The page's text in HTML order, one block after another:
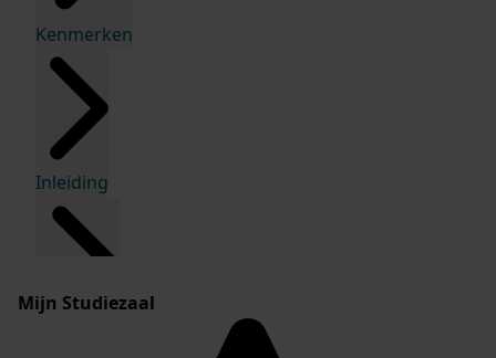
Kenmerken
Inleiding
Mijn Studiezaal